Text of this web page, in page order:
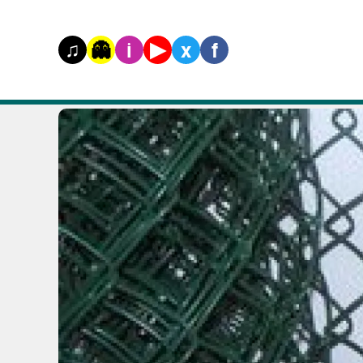
f
x
▶
i
👻
♫